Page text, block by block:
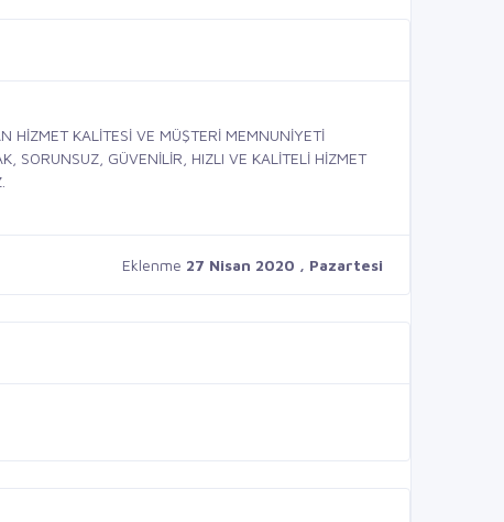
HİZMET KALİTESİ VE MÜŞTERİ MEMNUNİYETİ
SORUNSUZ, GÜVENİLİR, HIZLI VE KALİTELİ HİZMET
Eklenme 27 Nisan 2020 , Pazartesi